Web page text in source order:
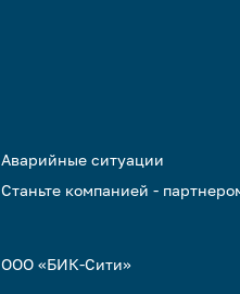
Аварийные ситуации
Станьте компанией -
ООО «БИК-Сити»